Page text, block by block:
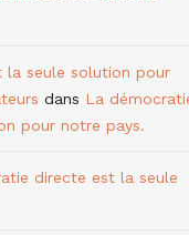
la seule solution pour
dans La
pour notre pays.
directe est la seule